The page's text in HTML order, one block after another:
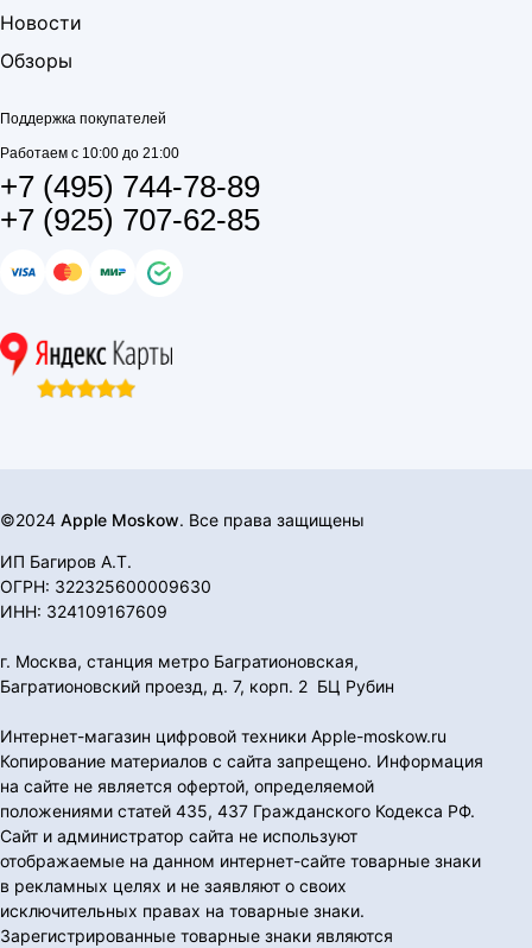
Новости
Обзоры
Поддержка покупателей
Работаем с 10:00 до 21:00
+7 (495) 744-78-89
+7 (925) 707-62-85
©2024 Apple Moskow. Все права защищены
ИП Багиров А.Т.
ОГРН: 322325600009630
ИНН: 324109167609
г. Москва, станция метро Багратионовская,
Багратионовский проезд, д. 7, корп. 2 БЦ Рубин
Интернет-магазин цифровой техники Apple-moskow.ru
Копирование материалов с сайта запрещено. Информация
на сайте не является офертой, определяемой
положениями статей 435, 437 Гражданского Кодекса РФ.
Сайт и администратор сайта не используют
отображаемые на данном интернет-сайте товарные знаки
в рекламных целях и не заявляют о своих
исключительных правах на товарные знаки.
Зарегистрированные товарные знаки являются